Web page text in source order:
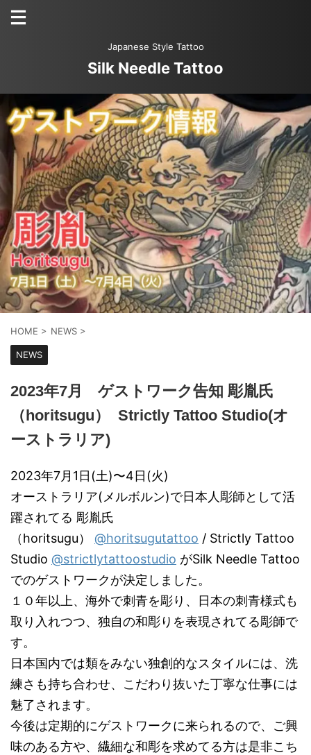
Japanese Style Tattoo
Silk Needle Tattoo
HOME > NEWS >
NEWS
2023年7月 ゲストワーク告知 彫胤氏
（horitsugu） Strictly Tattoo Studio(オ
ーストラリア)
2023年7月1日(土)〜4日(火)
オーストラリア(メルボルン)で日本人彫師として活
躍されてる 彫胤氏
（horitsugu） @horitsugutattoo / Strictly Tattoo
Studio @strictlytattoostudio がSilk Needle Tattoo
でのゲストワークが決定しました。
１０年以上、海外で刺青を彫り、日本の刺青様式も
取り入れつつ、独自の和彫りを表現されてる彫師で
す。
日本国内では類をみない独創的なスタイルには、洗
練さも持ち合わせ、こだわり抜いた丁寧な仕事には
魅了されます。
今後は定期的にゲストワークに来られるので、ご興
味のある方や、繊細な和彫を求めてる方は是非こち